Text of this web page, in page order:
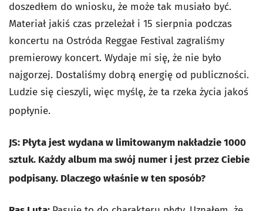
doszedłem do wniosku, że może tak musiało być.
Materiał jakiś czas przeleżał i 15 sierpnia podczas
koncertu na Ostróda Reggae Festival zagraliśmy
premierowy koncert. Wydaje mi się, że nie było
najgorzej. Dostaliśmy dobrą energię od publiczności.
Ludzie się cieszyli, więc myślę, że ta rzeka życia jakoś
popłynie.
JS: Płyta jest wydana w limitowanym nakładzie 1000
sztuk. Każdy album ma swój numer i jest przez Ciebie
podpisany. Dlaczego właśnie w ten sposób?